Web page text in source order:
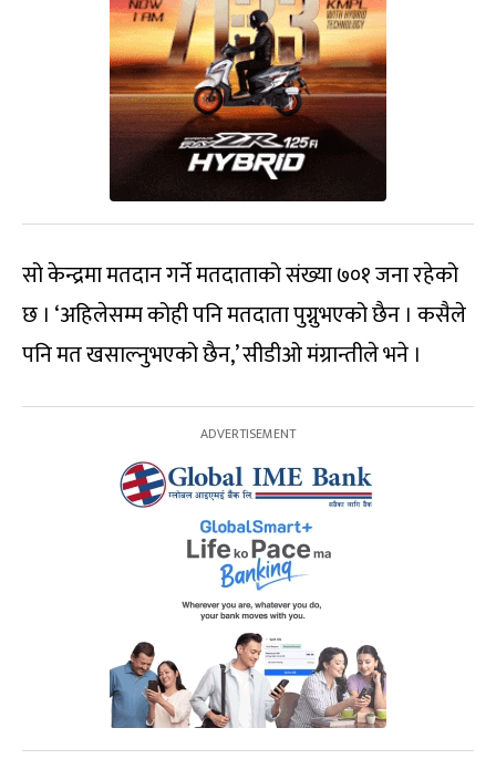
सो केन्द्रमा मतदान गर्ने मतदाताको संख्या ७०१ जना रहेको
छ । ‘अहिलेसम्म कोही पनि मतदाता पुग्नुभएको छैन । कसैले
पनि मत खसाल्नुभएको छैन,’ सीडीओ मंग्रान्तीले भने ।